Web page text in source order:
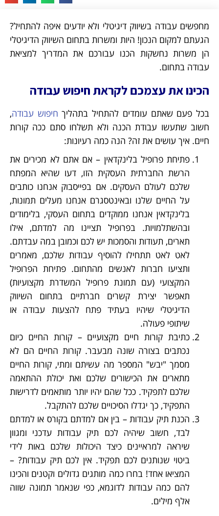
מחפשים עבודה בשיווק דיגיטלי ולא יודעים איפה להתחיל?
הגעתם למקום הנכון! היות ומשרות בתחום השיווק הדיגיטלי
הן משרות נחשקות הכנו עבורכם את המדריך למציאת
עבודה בתחום.
הכינו את עצמכם לקראת חיפוש עבודה
בכל פעם שאתם עומדים להתחיל בתהליך חיפוש עבודה,
חשוב שתעשו עבודת הכנה ולא תשלחו סתם ככה קורות
חיים. איך עושים את זה? הנה כמה רעיונות:
פתיחת פרופיל בלינקדאין – אם אתם לא מכירים את
הרשת החברתית העסקית הזו, דעו שהיא המפתח
שלכם לעולם העסקים. אם בפייסבוק אנחנו כותבים
על החיים שלנו ובאינטסגרם אנחנו מעלים תמונות,
בלינקדאין אנחנו ממוקדים בתחום העסקי, בלימודים
ובהשתלמויות. בפרופיל תציינו מה למדתם, אילו
תארים, תעודות והסמכות יש לכם וכמובן במה עבדתם.
לאט לאט תתחילו להוסיף עבודות שלכם, מאמרים
ותציעו חברות לאנשים מהתחום. פתיחת הפרופיל
המקצועי (עם תמונת פרופיל המשדרת מקצועיות)
תאפשר יצירת קשרים חברתיים בתחום השיווק
הדיגיטלי שיהיו בעתיד פתח להצעות עבודה או
שיתופי פעולה.
כתיבת קורות חיים מקצועיים – קורות החיים כיום
נכתבים בצורה שונה מבעבר. קורות החיים הם לא
מסמך "יבש" המספר מה עשיתם ומתי, קורות החיים
מתארים את הכישורים שלכם ואת יכולת ההתאמה
שלכם לתפקיד. ככל שהם יהיו יותר מותאמים לדרישות
התפקיד, כך יגדלו הסיכויים שלכם להתקבל.
הכנת תיק עבודות – בין אם למדתם בקורס או למדתם
לבד, חשוב שיהיה לכם תיק עבודות עדכני ומגוון
שיראה למראיינים כיצד היכולות שלכם באות לידי
ביטוי שנותנים לכם תפקיד. אין לכם תיק עבודות? –
המציאו אחד! בחרו כמה מותגים גדולים וקטנים והכינו
להם כמה עבודות לדוגמא, כפי שנאמר תמונה שווה
אלף מילים.